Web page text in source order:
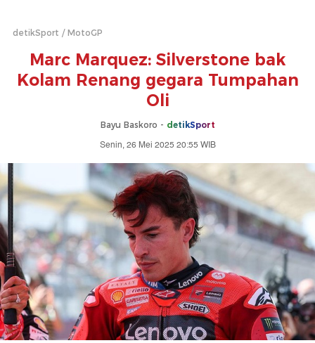
detikSport MotoGP
Marc Marquez: Silverstone bak
Kolam Renang gegara Tumpahan
Oli
Bayu Baskoro - detikSport
Senin, 26 Mei 2025 20:55 WIB